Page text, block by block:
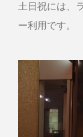
土日祝には、
ー利用です。